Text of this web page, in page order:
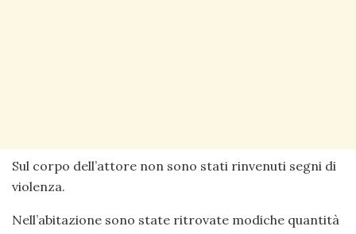
Sul corpo dell’attore non sono stati rinvenuti segni di
violenza.
Nell’abitazione sono state ritrovate modiche quantità